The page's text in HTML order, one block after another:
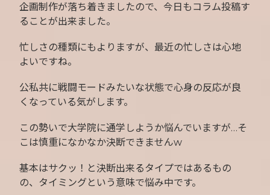
企画制作が落ち着きましたので、今日もコラム投稿す
ることが出来ました。
忙しさの種類にもよりますが、最近の忙しさは心地
よいですね。
公私共に戦闘モードみたいな状態で心身の反応が良
くなっている気がします。
この勢いで大学院に通学しようか悩んでいますが…そ
こは慎重になかなか決断できませんw
基本はサクッ！と決断出来るタイプではあるもの
の、タイミングという意味で悩み中です。